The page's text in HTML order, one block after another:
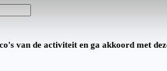
van de activiteit en ga akkoord met